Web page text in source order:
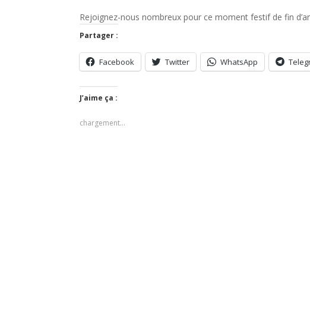
Rejoignez-nous nombreux pour ce moment festif de fin
Partager :
Facebook Twitter WhatsApp
J’aime ça :
chargement…